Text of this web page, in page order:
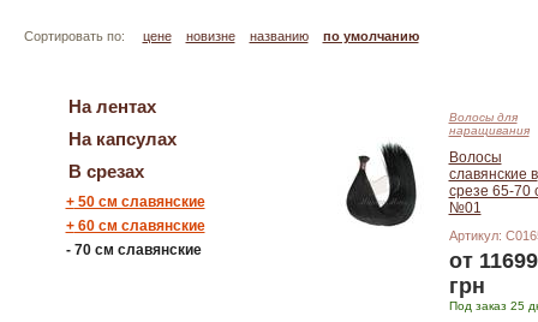
Сортировать по: цене новизне названию по умолчанию
На лентах
На капсулах
В срезах
+50 см славянские
+60 см славянские
-70 см славянские
Волосы для
наращивания
Волосы
славянские в
срезе 65-70
№01
Артикул:
от 11699
грн
Под заказ 25